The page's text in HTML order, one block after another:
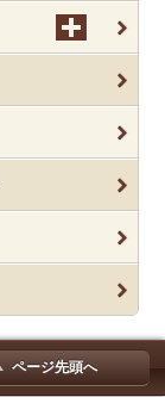
ページ先頭へ